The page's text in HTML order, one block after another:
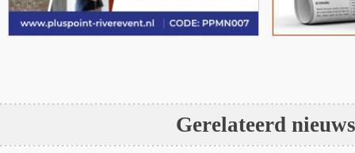
Gerelateerd nieuws